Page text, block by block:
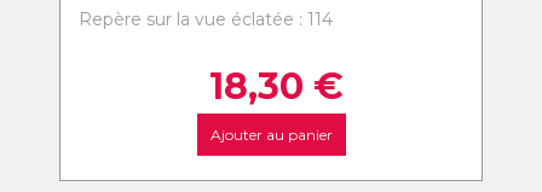
Repère sur la vue éclatée : 114
18,30 €
Ajouter au panier